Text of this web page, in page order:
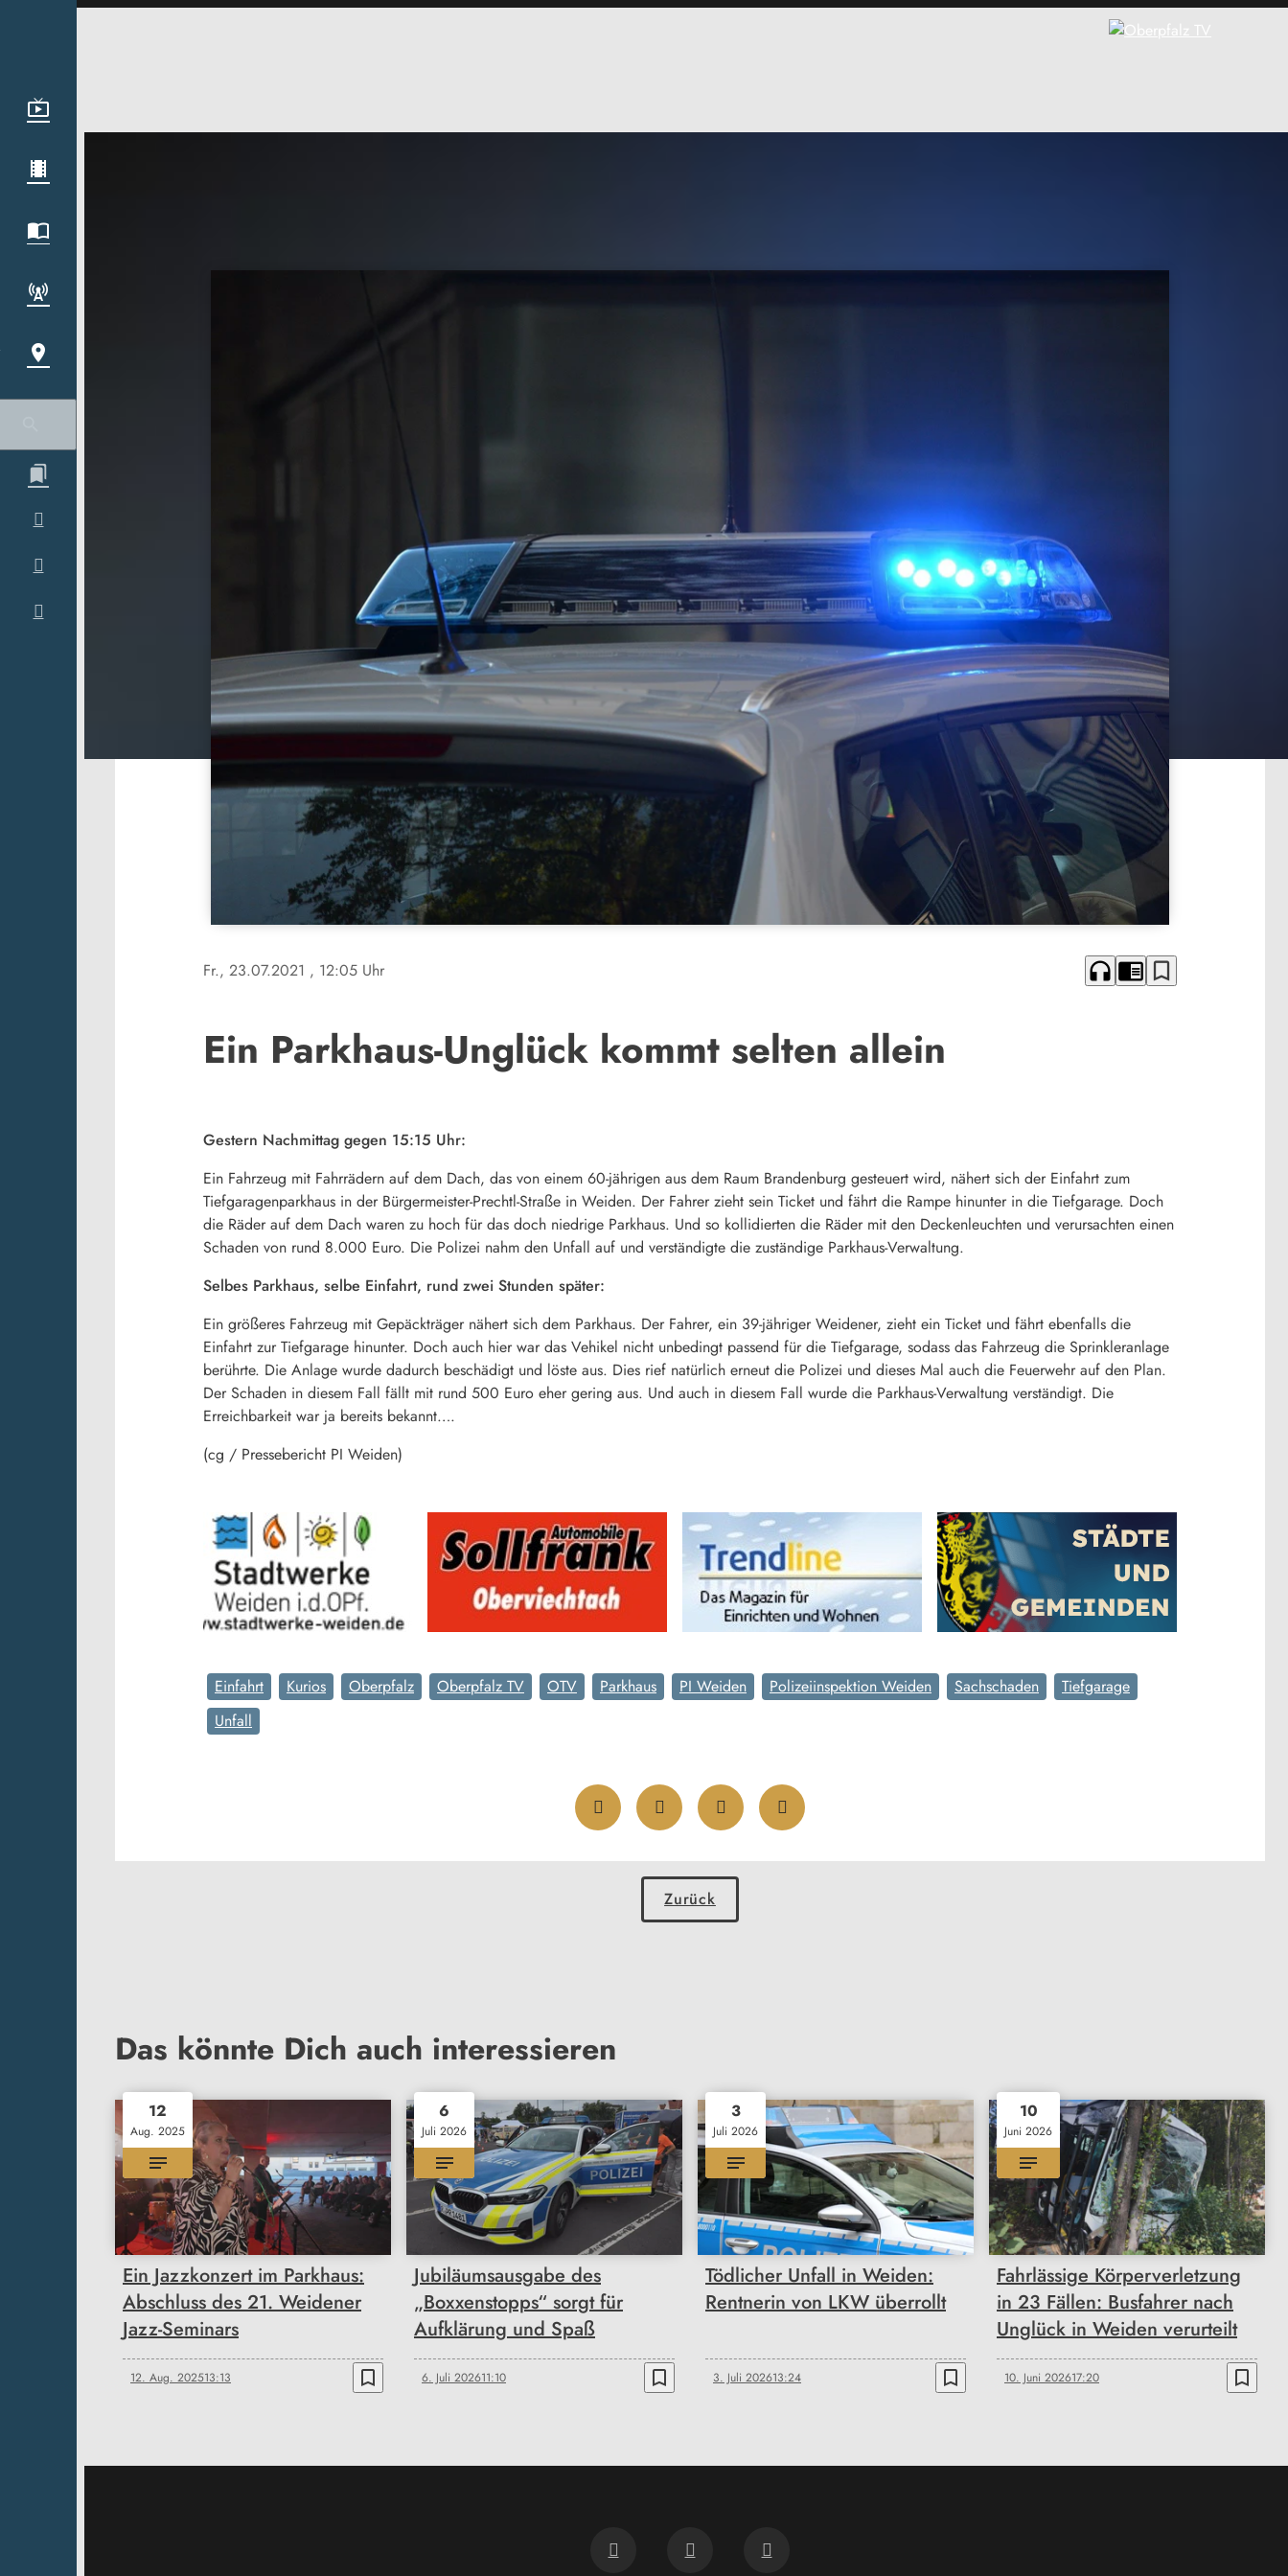
Fr., 23.07.2021 , 12:05 Uhr headphones chrome_reader_mode bookmark_border
Ein Parkhaus-Unglück kommt selten allein
Gestern Nachmittag gegen 15:15 Uhr:
Ein Fahrzeug mit Fahrrädern auf dem Dach, das von einem 60-jährigen aus dem Raum Brandenburg gesteuert wird, nähert sich der Einfahrt zum
Tiefgaragenparkhaus in der Bürgermeister-Prechtl-Straße in Weiden. Der Fahrer zieht sein Ticket und fährt die Rampe hinunter in die Tiefgarage. Doch
die Räder auf dem Dach waren zu hoch für das doch niedrige Parkhaus. Und so kollidierten die Räder mit den Deckenleuchten und verursachten einen
Schaden von rund 8.000 Euro. Die Polizei nahm den Unfall auf und verständigte die zuständige Parkhaus-Verwaltung.
Selbes Parkhaus, selbe Einfahrt, rund zwei Stunden später:
Ein größeres Fahrzeug mit Gepäckträger nähert sich dem Parkhaus. Der Fahrer, ein 39-jähriger Weidener, zieht ein Ticket und fährt ebenfalls die
Einfahrt zur Tiefgarage hinunter. Doch auch hier war das Vehikel nicht unbedingt passend für die Tiefgarage, sodass das Fahrzeug die Sprinkleranlage
berührte. Die Anlage wurde dadurch beschädigt und löste aus. Dies rief natürlich erneut die Polizei und dieses Mal auch die Feuerwehr auf den Plan.
Der Schaden in diesem Fall fällt mit rund 500 Euro eher gering aus. Und auch in diesem Fall wurde die Parkhaus-Verwaltung verständigt. Die
Erreichbarkeit war ja bereits bekannt….
(cg / Pressebericht PI Weiden)
Einfahrt Kurios Oberpfalz Oberpfalz TV OTV Parkhaus PI Weiden Polizeiinspektion Weiden Sachschaden
Tiefgarage
Unfall
Zurück
Das könnte Dich auch interessieren
12
Aug. 2025
Ein Jazzkonzert im Parkhaus:
Abschluss des 21. Weidener
Jazz-Seminars
12. Aug. 202513:13 bookmark_border
6
Juli 2026
Jubiläumsausgabe des
„Boxxenstopps“ sorgt für
Aufklärung und Spaß
6. Juli 202611:10 bookmark_border
3
Juli 2026
Tödlicher Unfall in Weiden:
Rentnerin von LKW überrollt
3. Juli 202613:24 bookmark_border
10
Juni 2026
Fahrlässige Körperverletzung
in 23 Fällen: Busfahrer nach
Unglück in Weiden verurteilt
10. Juni 202617:20 bookmark_border